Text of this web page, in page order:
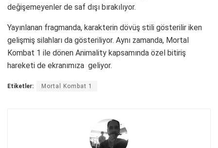
değişemeyenler de saf dışı bırakılıyor.
Yayınlanan fragmanda, karakterin dövüş stili gösterilir iken
gelişmiş silahları da gösteriliyor. Aynı zamanda, Mortal
Kombat 1 ile dönen Animality kapsamında özel bitiriş
hareketi de ekranımıza geliyor.
Etiketler: Mortal Kombat 1